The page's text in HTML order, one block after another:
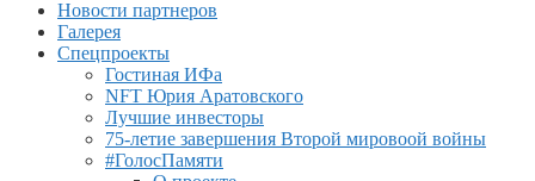
Новости партнеров
Галерея
Спецпроекты
Гостиная ИФа
NFT Юрия Аратовского
Лучшие инвесторы
75-летие завершения Второй мировоой войны
#ГолосПамяти